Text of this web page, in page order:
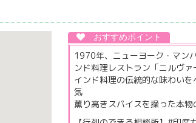
1970年、ニューヨーク・マン
ンド料理レストラン「ニルヴァ
インド料理の伝統的な味わい
気
薫り高きスパイスを操った本